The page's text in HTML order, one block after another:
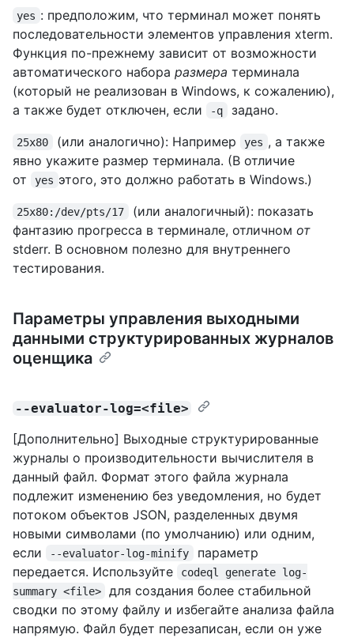
yes : предположим, что терминал может понять
последовательности элементов управления xterm.
Функция по-прежнему зависит от возможности
автоматического набора размера терминала
(который не реализован в Windows, к сожалению),
а также будет отключен, если
-q задано.
25x80 (или аналогично): Например yes , а также
явно укажите размер терминала. (В отличие
от
yes этого, это должно работать в Windows.)
25x80:/dev/pts/17
(или аналогичный): показать
фантазию прогресса в терминале, отличном от
stderr. В основном полезно для внутреннего
тестирования.
Параметры управления выходными
данными структурированных журналов
оценщика
--evaluator-log=<file>
[Дополнительно] Выходные структурированные
журналы о производительности вычислителя в
данный файл. Формат этого файла журнала
подлежит изменению без уведомления, но будет
потоком объектов JSON, разделенных двумя
новыми символами (по умолчанию) или одним,
если
--evaluator-log-minify
параметр
передается. Используйте
codeql generate log-
summary <file>
для создания более стабильной
сводки по этому файлу и избегайте анализа файла
напрямую. Файл будет перезаписан, если он уже